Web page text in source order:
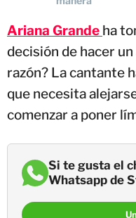
Ariana Grande ha
decisión de hacer
razón? La cantante
que necesita
comenzar a poner
Si te gusta el
Whatsapp de